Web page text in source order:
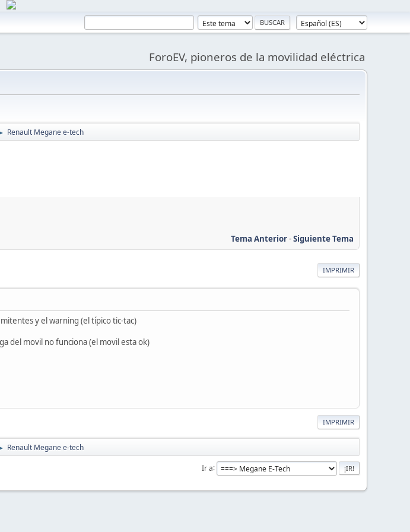
ForoEV, pioneros de la movilidad eléctrica
► Renault Megane e-tech
Tema Anterior-Siguiente Tema
IMPRIMIR
y el warning (el típico tic-tac)
del movil no funciona (el movil esta ok)
IMPRIMIR
► Renault Megane e-tech
Ir a